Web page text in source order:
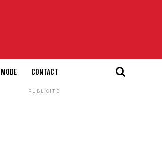
MODE CONTACT
PUBLICITÉ